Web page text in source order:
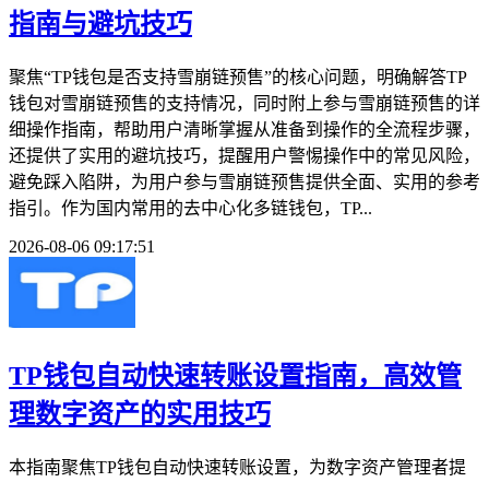
指南与避坑技巧
聚焦“TP钱包是否支持雪崩链预售”的核心问题，明确解答TP
钱包对雪崩链预售的支持情况，同时附上参与雪崩链预售的详
细操作指南，帮助用户清晰掌握从准备到操作的全流程步骤，
还提供了实用的避坑技巧，提醒用户警惕操作中的常见风险，
避免踩入陷阱，为用户参与雪崩链预售提供全面、实用的参考
指引。作为国内常用的去中心化多链钱包，TP...
2026-08-06 09:17:51
TP钱包自动快速转账设置指南，高效管
理数字资产的实用技巧
本指南聚焦TP钱包自动快速转账设置，为数字资产管理者提